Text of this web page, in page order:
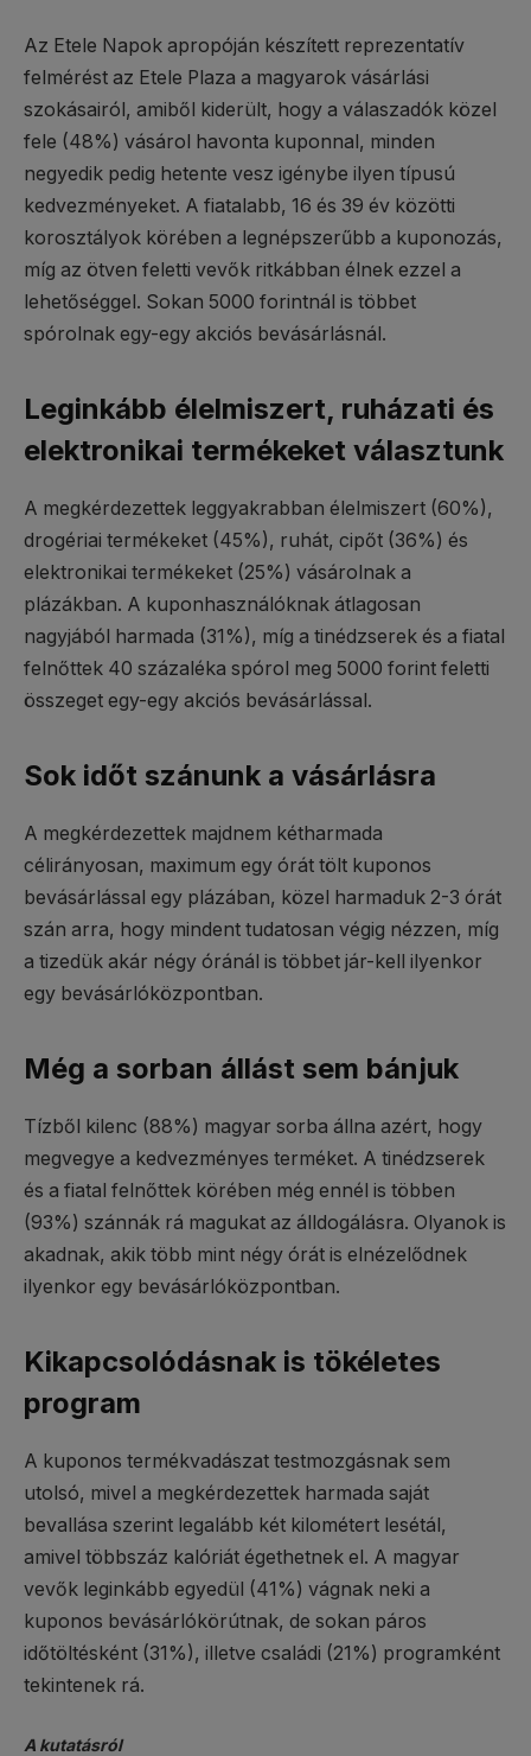
Az Etele Napok apropóján készített reprezentatív
felmérést az Etele Plaza a magyarok vásárlási
szokásairól, amiből kiderült, hogy a válaszadók közel
fele (48%) vásárol havonta kuponnal, minden
negyedik pedig hetente vesz igénybe ilyen típusú
kedvezményeket. A fiatalabb, 16 és 39 év közötti
korosztályok körében a legnépszerűbb a kuponozás,
míg az ötven feletti vevők ritkábban élnek ezzel a
lehetőséggel. Sokan 5000 forintnál is többet
spórolnak egy-egy akciós bevásárlásnál.
Leginkább élelmiszert, ruházati és
elektronikai termékeket választunk
A megkérdezettek leggyakrabban élelmiszert (60%),
drogériai termékeket (45%), ruhát, cipőt (36%) és
elektronikai termékeket (25%) vásárolnak a
plázákban. A kuponhasználóknak átlagosan
nagyjából harmada (31%), míg a tinédzserek és a fiatal
felnőttek 40 százaléka spórol meg 5000 forint feletti
összeget egy-egy akciós bevásárlással.
Sok időt szánunk a vásárlásra
A megkérdezettek majdnem kétharmada
célirányosan, maximum egy órát tölt kuponos
bevásárlással egy plázában, közel harmaduk 2-3 órát
szán arra, hogy mindent tudatosan végig nézzen, míg
a tizedük akár négy óránál is többet jár-kell ilyenkor
egy bevásárlóközpontban.
Még a sorban állást sem bánjuk
Tízből kilenc (88%) magyar sorba állna azért, hogy
megvegye a kedvezményes terméket. A tinédzserek
és a fiatal felnőttek körében még ennél is többen
(93%) szánnák rá magukat az álldogálásra. Olyanok is
akadnak, akik több mint négy órát is elnézelődnek
ilyenkor egy bevásárlóközpontban.
Kikapcsolódásnak is tökéletes
program
A kuponos termékvadászat testmozgásnak sem
utolsó, mivel a megkérdezettek harmada saját
bevallása szerint legalább két kilométert lesétál,
amivel többszáz kalóriát égethetnek el. A magyar
vevők leginkább egyedül (41%) vágnak neki a
kuponos bevásárlókörútnak, de sokan páros
időtöltésként (31%), illetve családi (21%) programként
tekintenek rá.
A kutatásról